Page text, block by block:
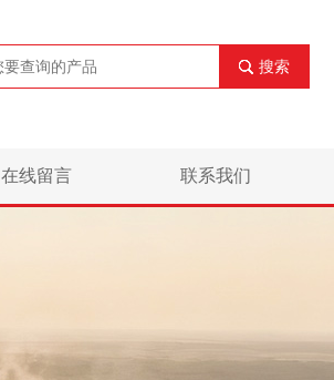
搜索
在线留言 联系我们